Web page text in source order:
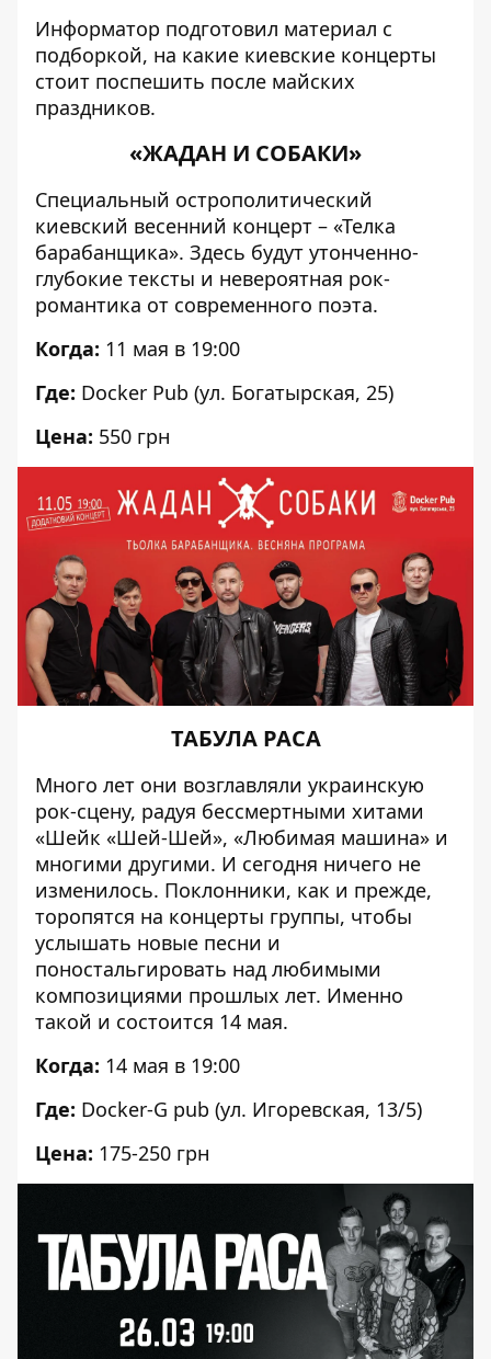
Информатор подготовил материал с
подборкой, на какие киевские концерты
стоит поспешить после майских
праздников.
«ЖАДАН И СОБАКИ»
Специальный острополитический
киевский весенний концерт – «Телка
барабанщика». Здесь будут утонченно-
глубокие тексты и невероятная рок-
романтика от современного поэта.
Когда: 11 мая в 19:00
Где: Docker Pub (ул. Богатырская, 25)
Цена: 550 грн
ТАБУЛА РАСА
Много лет они возглавляли украинскую
рок-сцену, радуя бессмертными хитами
«Шейк «Шей-Шей», «Любимая машина» и
многими другими. И сегодня ничего не
изменилось. Поклонники, как и прежде,
торопятся на концерты группы, чтобы
услышать новые песни и
поностальгировать над любимыми
композициями прошлых лет. Именно
такой и состоится 14 мая.
Когда: 14 мая в 19:00
Где: Docker-G pub (ул. Игоревская, 13/5)
Цена: 175-250 грн